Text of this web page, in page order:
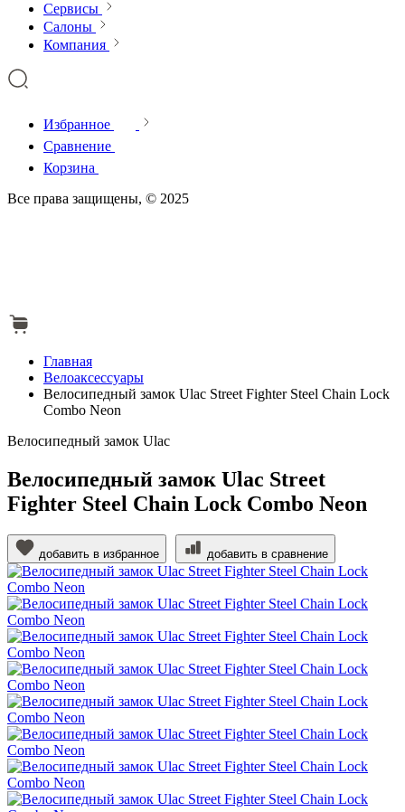
Сервисы
Салоны
Компания
Избранное
Сравнение
Корзина
Все права защищены, © 2025
Главная
Велоаксессуары
Велосипедный замок Ulac Street Fighter Steel Chain Lock
Combo Neon
Велосипедный замок Ulac
Велосипедный замок Ulac Street
Fighter Steel Chain Lock Combo Neon
добавить в избранное добавить в сравнение